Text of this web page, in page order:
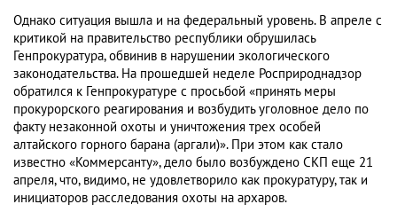
Однако ситуация вышла и на федеральный уровень. В апреле с
критикой на правительство республики обрушилась
Генпрокуратура, обвинив в нарушении экологического
законодательства. На прошедшей неделе Росприроднадзор
обратился к Генпрокуратуре с просьбой «принять меры
прокурорского реагирования и возбудить уголовное дело по
факту незаконной охоты и уничтожения трех особей
алтайского горного барана (аргали)». При этом как стало
известно «Коммерсанту», дело было возбуждено СКП еще 21
апреля, что, видимо, не удовлетворило как прокуратуру, так и
инициаторов расследования охоты на архаров.